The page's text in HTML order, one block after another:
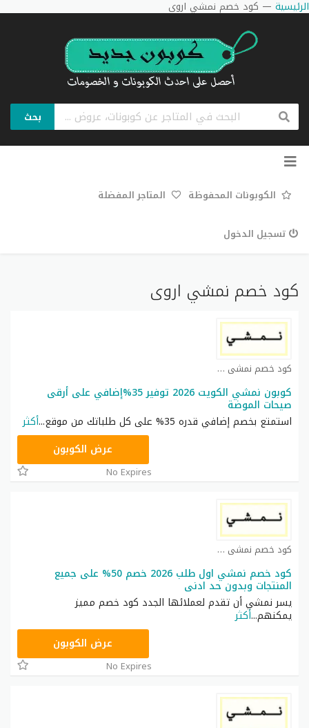
الرئيسية — كود خصم نمشي اروى
بحث
تخطي
الكوبونات المحفوظة المتاجر المفضلة
تسجيل الدخول
كود خصم نمشي اروى
كود خصم نمشي كوبون
كوبون نمشي الكويت 2026 توفير 35%إضافي على أرقى
صيحات الموضة
استمتع بخصم إضافي قدره 35% على كل طلباتك من موقع
...أكثر
TRSS148عرض الكوبون
No Expires
كود خصم نمشي كوبون
كود خصم نمشي اول طلب 2026 خصم 50% على جميع
المنتجات وبدون حد ادنى
يسر نمشي أن تقدم لعملائها الجدد كود خصم مميز
يمكنهم...أكثر
TRSS148عرض الكوبون
No Expires